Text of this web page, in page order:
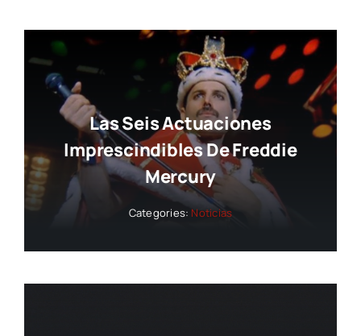
Las Seis Actuaciones
Imprescindibles De Freddie
Mercury
Categories: Noticias